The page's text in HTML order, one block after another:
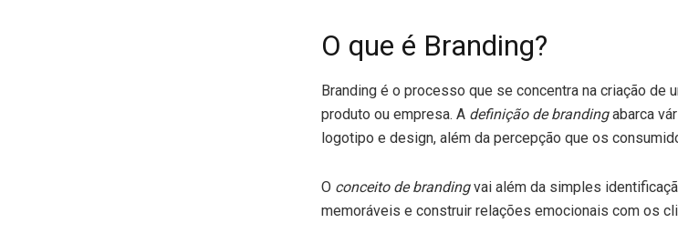
O que é Branding?
Branding é o processo que se concentra na criação de
produto ou empresa. A definição de brandingabarca
logotipo e design, além da percepção que os
O conceito de brandingvai além da simples
memoráveis e construir relações emocionais com os